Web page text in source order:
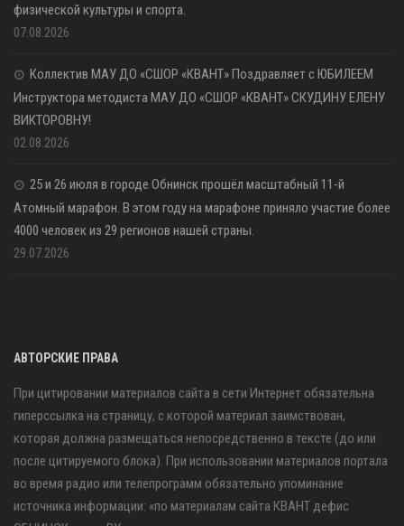
физической культуры и спорта.
07.08.2026
Коллектив МАУ ДО «СШОР «КВАНТ» Поздравляет с ЮБИЛЕЕМ
Инструктора методиста МАУ ДО «СШОР «КВАНТ» СКУДИНУ ЕЛЕНУ
ВИКТОРОВНУ!
02.08.2026
25 и 26 июля в городе Обнинск прошёл масштабный 11-й
Атомный марафон. В этом году на марафоне приняло участие более
4000 человек из 29 регионов нашей страны.
29.07.2026
АВТОРСКИЕ ПРАВА
При цитировании материалов сайта в сети Интернет обязательна
гиперссылка на страницу, с которой материал заимствован,
которая должна размещаться непосредственно в тексте (до или
после цитируемого блока). При использовании материалов портала
во время радио или телепрограмм обязательно упоминание
источника информации: «по материалам сайта КВАНТ дефис